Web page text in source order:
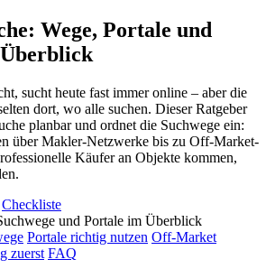
Wege, Portale und
sucht heute fast immer online – aber die
dort, wo alle suchen. Dieser Ratgeber
planbar und ordnet die Suchwege ein:
über Makler-Netzwerke bis zu Off-Market-
Käufer an Objekte kommen,
Checkliste
Portale richtig nutzen Off-Market
zuerst FAQ